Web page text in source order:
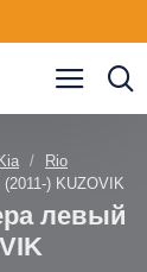
Kia
Rio
) KUZOVIK
левый